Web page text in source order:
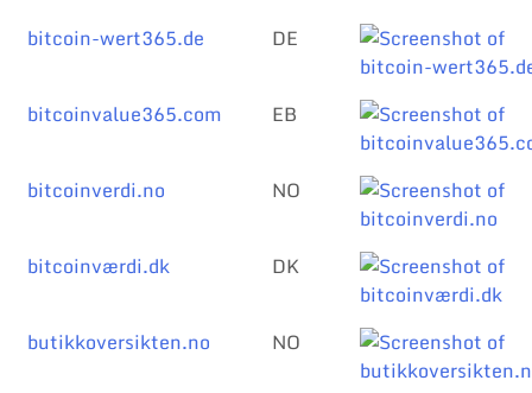
bitcoin-wert365.de DE
bitcoinvalue365.com EB
bitcoinverdi.no NO
bitcoinværdi.dk DK
butikkoversikten.no NO